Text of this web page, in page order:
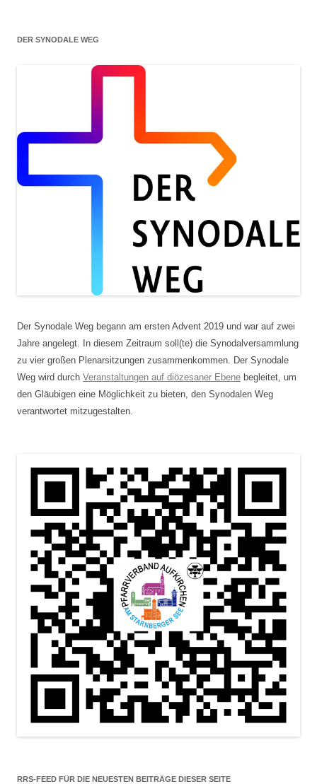
DER SYNODALE WEG
Der Synodale Weg begann am ersten Advent 2019 und war auf zwei
Jahre angelegt. In diesem Zeitraum soll(te) die Synodalversammlung
zu vier großen Plenarsitzungen zusammenkommen. Der Synodale
Weg wird durch Veranstaltungen auf diözesaner Ebene begleitet, um
den Gläubigen eine Möglichkeit zu bieten, den Synodalen Weg
verantwortet mitzugestalten.
RRS-FEED FÜR DIE NEUESTEN BEITRÄGE DIESER SEITE